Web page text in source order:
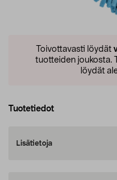
Toivottavasti löydät
tuotteiden joukosta.
löydät
Tuotetiedot
Lisätietoja